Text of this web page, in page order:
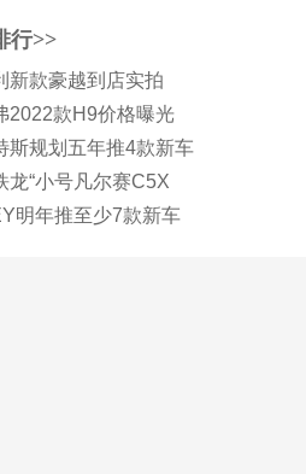
长城（皮卡）
长江汽车
成功
创维汽车
行>>
新款豪越到店实拍
2022款H9价格曝光
斯规划五年推4款新车
龙“小号凡尔赛C5X
明年推至少7款新车